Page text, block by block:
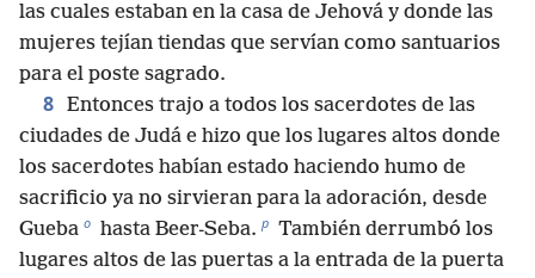
las cuales estaban en la casa de Jehová y donde las
mujeres tejían tiendas que servían como santuarios
para el poste sagrado.
8 Entonces trajo a todos los sacerdotes de las
ciudades de Judá e hizo que los lugares altos donde
los sacerdotes habían estado haciendo humo de
sacrificio ya no sirvieran para la adoración, desde
Gueba o hasta Beer-Seba. p También derrumbó los
lugares altos de las puertas a la entrada de la puerta